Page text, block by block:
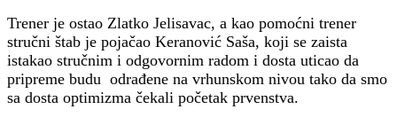
Trener je ostao Zlatko Jelisavac, a kao pomoćni trener
stručni štab je pojačao Keranović Saša, koji se zaista
istakao stručnim i odgovornim radom i dosta uticao da
pripreme budu odrađene na vrhunskom nivou tako da smo
sa dosta optimizma čekali početak prvenstva.